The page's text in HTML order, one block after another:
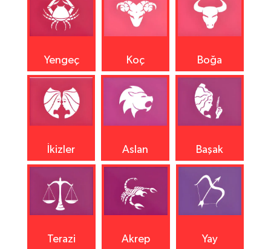
Yengeç Koç Boğa
İkizler Aslan Başak
Terazi Akrep Yay